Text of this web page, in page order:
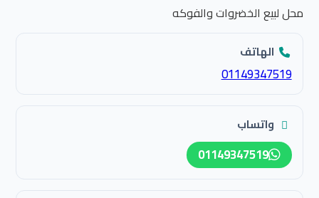
محل لبيع الخضروات والفوكه
الهاتف
01149347519
واتساب
01149347519